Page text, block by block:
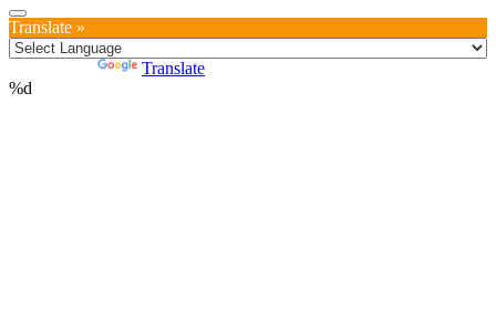
Translate »
Translate
%d